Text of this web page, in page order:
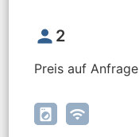
person 2
Preis auf Anfrage
local_laundry_service wifi